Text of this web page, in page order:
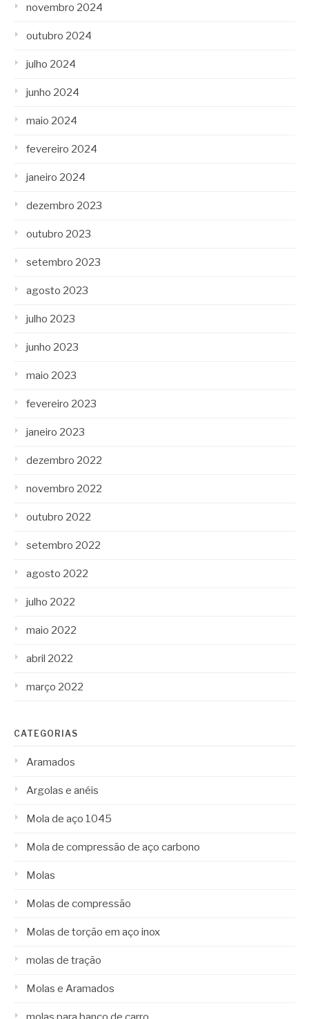
novembro 2024
outubro 2024
julho 2024
junho 2024
maio 2024
fevereiro 2024
janeiro 2024
dezembro 2023
outubro 2023
setembro 2023
agosto 2023
julho 2023
junho 2023
maio 2023
fevereiro 2023
janeiro 2023
dezembro 2022
novembro 2022
outubro 2022
setembro 2022
agosto 2022
julho 2022
maio 2022
abril 2022
março 2022
CATEGORIAS
Aramados
Argolas e anéis
Mola de aço 1045
Mola de compressão de aço carbono
Molas
Molas de compressão
Molas de torção em aço inox
molas de tração
Molas e Aramados